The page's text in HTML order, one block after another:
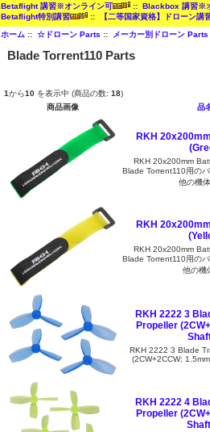
Betaflight 講習※オンライン可 ::Blackbox 講習※
Betaflight特別講習
:: 【二等国家資格】ドローン講
ホーム ::☆ドローン Parts :: メーカー別ドローン Parts
Blade Torrent110 Parts
1から10を表示中 (商品の数: 18)
商品画像
品
RKH
RKH 20x200mm
Blade Torrent110用の
他の機体
RKH
RKH 20x200mm
Blade Torrent110用の
他の機
RKH 2222 3
Propeller
RKH 2222 3 Blade
(2CW+2CCW;
RKH 2222 4
Propeller